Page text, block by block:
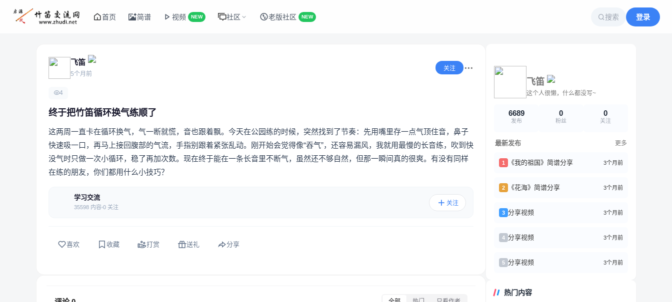
首页 简谱 视频 NEW 社区 老版社区 NEW 搜索 登录
飞笛
5个月前
关注
4
终于把竹笛循环换气练顺了
这两周一直卡在循环换气，气一断就慌，音也跟着飘。今天在公园练的时候，突然找到了节奏：先用嘴里存一点气顶住音，鼻子
快速吸一口，再马上接回腹部的气流，手指别跟着紧张乱动。刚开始会觉得像“吞气”，还容易漏风，我就用最慢的长音练，吹到快
没气时只做一次小循环，稳了再加次数。现在终于能在一条长音里不断气，虽然还不够自然，但那一瞬间真的很爽。有没有同样
在练的朋友，你们都用什么小技巧？
学习交流
35598 内容 0 关注
关注
喜欢 收藏 打赏 送礼 分享
飞笛
这个人很懒，什么都没写~
6689
发布
0
粉丝
0
关注
最新发布 更多
1 《我的祖国》简谱分享 3个月前
2 《花海》简谱分享 3个月前
3 分享视频 3个月前
4 分享视频 3个月前
5 分享视频 3个月前
热门内容